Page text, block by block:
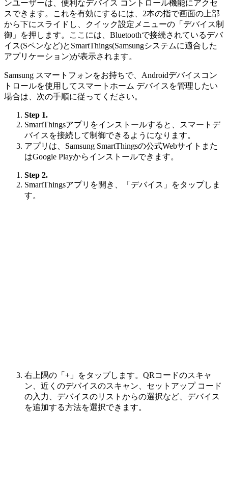
ンユーザーは、便利なデバイス コントロール機能にアクセ
スできます。これを有効にするには、2本の指で画面の上部
から下にスライドし、クイック設定メニューの「デバイス制
御」を押します。ここには、Bluetoothで接続されているデバ
イス(Sペンなど)とSmartThings(Samsungシステムに適合した
アプリケーション)が表示されます。
Samsung スマートフォンをお持ちで、Androidデバイスコン
トロールを使用してスマートホーム デバイスを管理したい
場合は、次の手順に従ってください。
Step 1.
SmartThingsアプリをインストールすると、スマートデ
バイスを接続して制御できるようになります。
アプリは、Samsung SmartThingsの公式Webサイトまた
はGoogle Playからインストールできます。
Step 2.
SmartThingsアプリを開き、「デバイス」をタップしま
す。
右上隅の「+」をタップします。QRコードのスキャ
ン、近くのデバイスのスキャン、セットアップ コード
の入力、デバイスのリストからの選択など、デバイス
を追加する方法を選択できます。